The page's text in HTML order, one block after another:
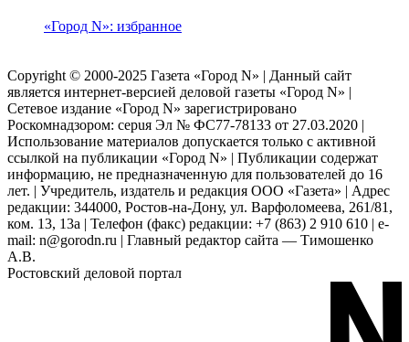
«Город N»: избранное
Copyright © 2000-2025 Газета «Город N» | Данный сайт
является интернет-версией деловой газеты «Город N» |
Сетевое издание «Город N» зарегистрировано
Роскомнадзором: серuя Эл № ФС77-78133 от 27.03.2020 |
Использование материалов допускается только с активной
ссылкой на публикации «Город N» | Публикации содержат
информацию, не предназначенную для пользователей до 16
лет. | Учредитель, издатель и редакция ООО «Газета» | Адрес
редакции: 344000, Ростов-на-Дону, ул. Варфоломеева, 261/81,
ком. 13, 13а | Телефон (факс) редакции: +7 (863) 2 910 610 | e-
mail: n@gorodn.ru | Главный редактор сайта — Тимошенко
А.В.
Ростовский деловой портал